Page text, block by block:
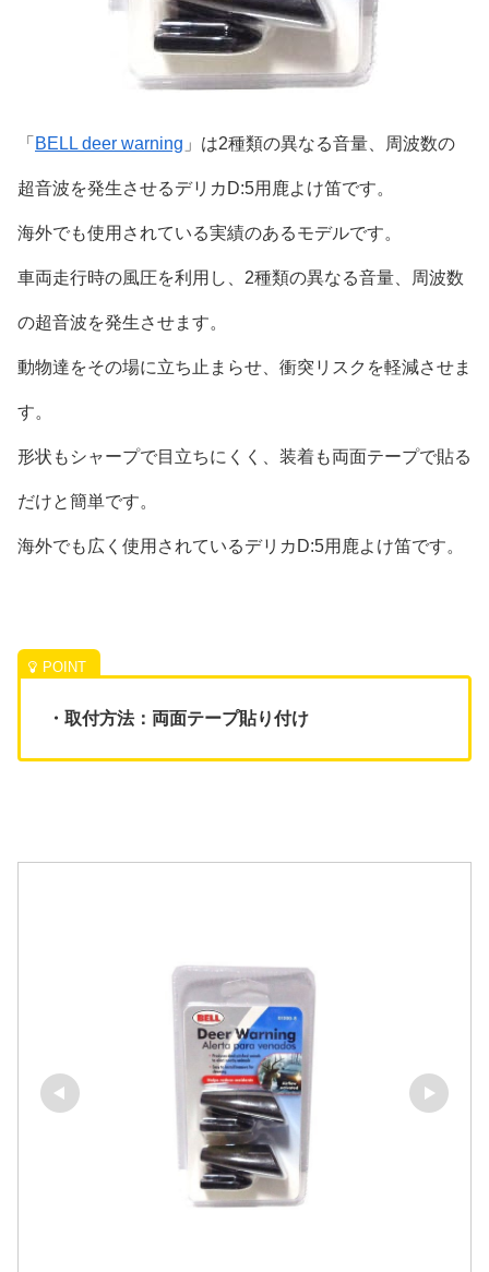
「 BELL deer warning 」は2種類の異なる音量、周波数の
超音波を発生させるデリカD:5用鹿よけ笛です。
海外でも使用されている実績のあるモデルです。
車両走行時の風圧を利用し、2種類の異なる音量、周波数
の超音波を発生させます。
動物達をその場に立ち止まらせ、衝突リスクを軽減させま
す。
形状もシャープで目立ちにくく、装着も両面テープで貼る
だけと簡単です。
海外でも広く使用されているデリカD:5用鹿よけ笛です。
・取付方法：両面テープ貼り付け